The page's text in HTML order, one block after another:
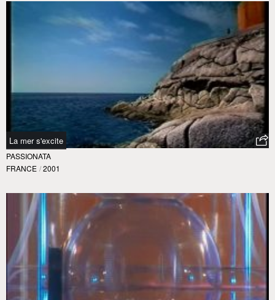
La mer s'excite
PASSIONATA
FRANCE / 2001